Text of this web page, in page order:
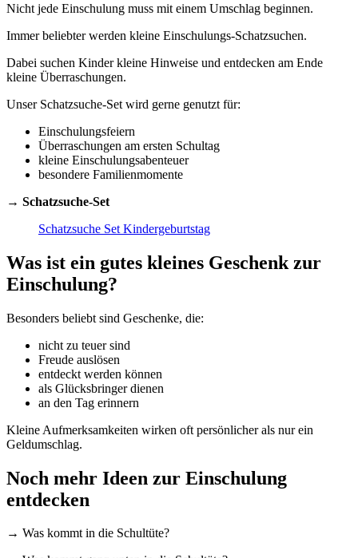
Nicht jede Einschulung muss mit einem Umschlag beginnen.
Immer beliebter werden kleine Einschulungs-Schatzsuchen.
Dabei suchen Kinder kleine Hinweise und entdecken am Ende
kleine Überraschungen.
Unser Schatzsuche-Set wird gerne genutzt für:
Einschulungsfeiern
Überraschungen am ersten Schultag
kleine Einschulungsabenteuer
besondere Familienmomente
→ Schatzsuche-Set
Schatzsuche Set Kindergeburtstag
Was ist ein gutes kleines Geschenk zur
Einschulung?
Besonders beliebt sind Geschenke, die:
nicht zu teuer sind
Freude auslösen
entdeckt werden können
als Glücksbringer dienen
an den Tag erinnern
Kleine Aufmerksamkeiten wirken oft persönlicher als nur ein
Geldumschlag.
Noch mehr Ideen zur Einschulung
entdecken
→ Was kommt in die Schultüte?